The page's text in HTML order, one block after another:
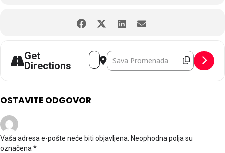
Get
Directions
Address - Beogradski karneval
Destination Address -
OSTAVITE ODGOVOR
Vaša adresa e-pošte neće biti objavljena. Neophodna polja su
označena *